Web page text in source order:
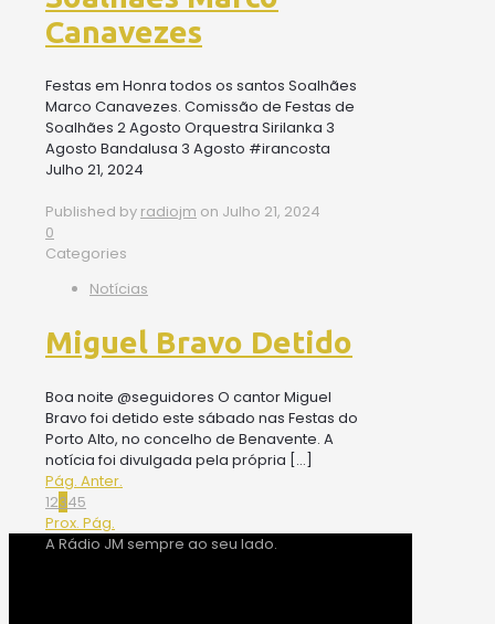
Canavezes
Festas em Honra todos os santos Soalhães
Marco Canavezes. Comissão de Festas de
Soalhães 2 Agosto Orquestra Sirilanka 3
Agosto Bandalusa 3 Agosto #irancosta
Julho 21, 2024
Published by radiojm on Julho 21, 2024
0
Categories
Notícias
Miguel Bravo Detido
Boa noite @seguidores O cantor Miguel
Bravo foi detido este sábado nas Festas do
Porto Alto, no concelho de Benavente. A
notícia foi divulgada pela própria […]
Pág. Anter.
12345
Prox. Pág.
A Rádio JM sempre ao seu lado.